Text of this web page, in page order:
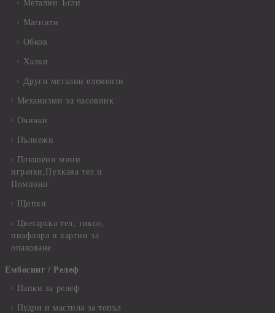
Метални Ъгли
Магнити
Обков
Халки
Други метални елементи
Механизми за часовник
Очички
Пълнежи
Плюшени мини
играчки,Пухкава тел и
Помпони
Щипки
Цветарска тел, тиксо,
пиафлора и хартии за
опаковане
Ембосинг / Релеф
Папки за релеф
Пудри и мастила за топъл